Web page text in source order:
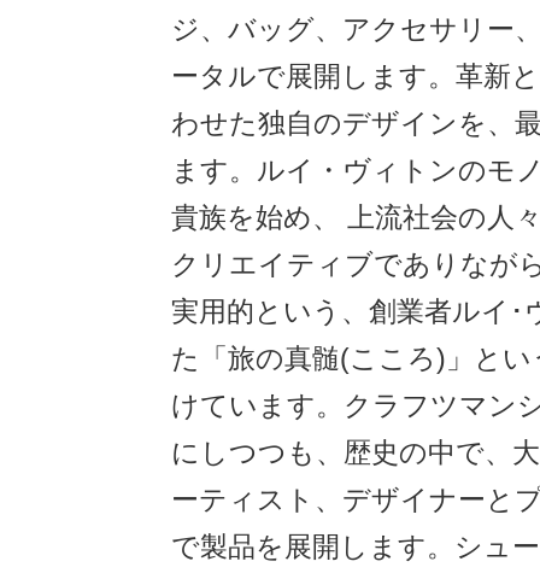
ジ、バッグ、アクセサリー
ータルで展開します。革新
わせた独自のデザインを、
ます。ルイ・ヴィトンのモ
貴族を始め、 上流社会の人
クリエイティブでありなが
実用的という、創業者ルイ･
た「旅の真髄(こころ)」と
けています。クラフツマン
にしつつも、歴史の中で、
ーティスト、デザイナーと
で製品を展開します。シュ